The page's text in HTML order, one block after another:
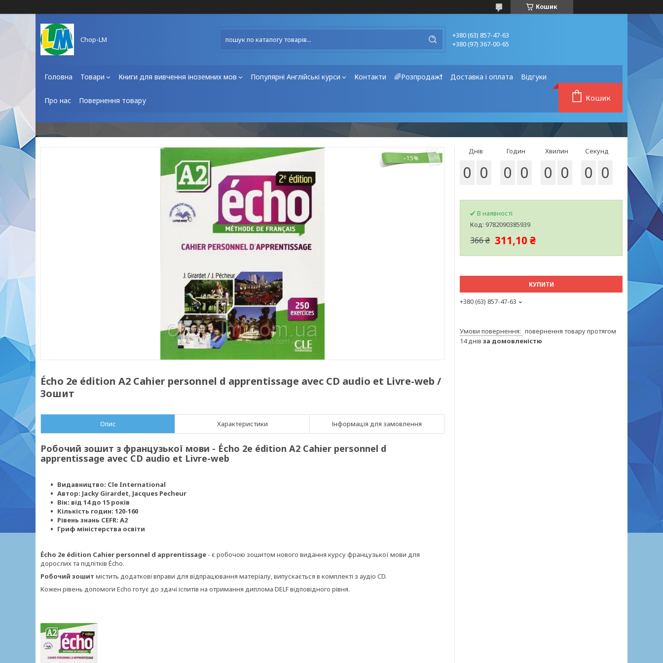
Кошик
Chop-LM
+380 (63) 857-47-63
+380 (97) 367-00-65
Головна Товари Книги для вивчення іноземних мов Популярні Англійські курси Контакти 🌈Розпродаж❗ Доставка і оплата Відгуки
Про нас Повернення товару Кошик
–15%
Écho 2e édition A2 Cahier personnel d apprentissage avec CD audio et Livre-web /
Зошит
Опис Характеристики Інформація для замовлення
Робочий зошит з французької мови - Écho 2e édition A2 Cahier personnel d
apprentissage avec CD audio et Livre-web
Видавництво: Cle International
Автор: Jacky Girardet, Jacques Pecheur
Вік: від 14 до 15 років
Кількість годин: 120-160
Рівень знань CEFR: A2
Гриф міністерства освіти
Écho 2e édition Cahier personnel d apprentissage - є робочою зошитом нового видання курсу французької мови для
дорослих та підлітків Écho.
Робочий зошит містить додаткові вправи для відпрацювання матеріалу, випускається в комплекті з аудіо CD.
Кожен рівень допомоги Echo готує до здачі іспитів на отримання диплома DELF відповідного рівня.
Днів
0 0
Годин
0 0
Хвилин
0 0
Секунд
0 0
В наявності
Код: 9782090385939
366 ₴ 311,10 ₴
КУПИТИ
+380 (63) 857-47-63
повернення товару протягом
14 днів за домовленістю